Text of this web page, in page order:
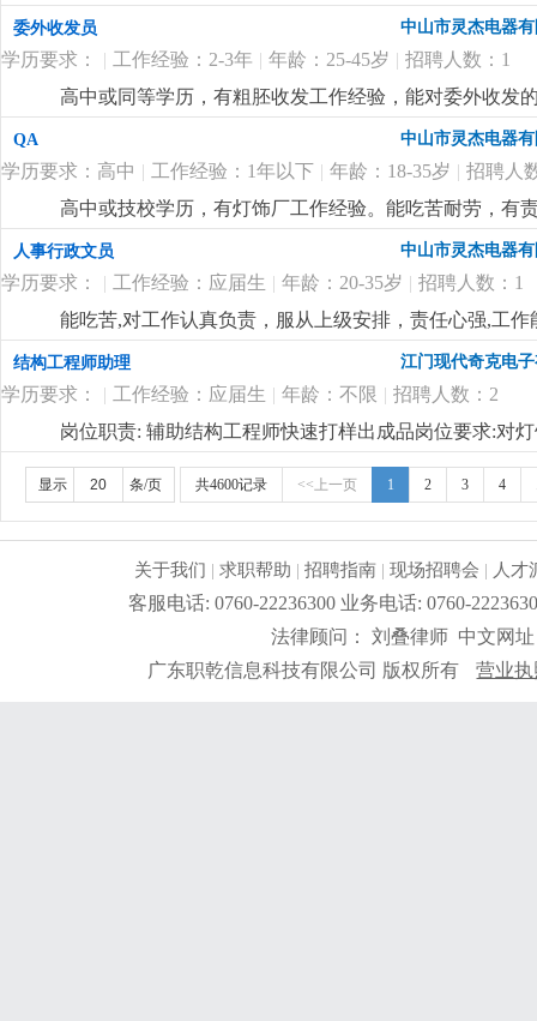
优先.更详细...
委外收发员 中山市灵杰电器
学历要求： | 工作经验：2-3年 | 年龄：25-45岁 | 招聘人数：1
高中或同等学历，有粗胚收发工作经验，能对委外收发
QA 中山市灵杰电器
学历要求：高中 | 工作经验：1年以下 | 年龄：18-35岁 | 招聘人
高中或技校学历，有灯饰厂工作经验。能吃苦耐劳，有
详细...
人事行政文员 中山市灵杰电器
学历要求： | 工作经验：应届生 | 年龄：20-35岁 | 招聘人数：1
能吃苦,对工作认真负责，服从上级安排，责任心强,工作
结构工程师助理 江门现代奇克电
学历要求： | 工作经验：应届生 | 年龄：不限 | 招聘人数：2
岗位职责: 辅助结构工程师快速打样出成品岗位要求:对
显示 条/页 共4600记录 <<上一页 1 2 3 4
关于我们 |求职帮助 |招聘指南 |现场招聘会 | 人才
客服电话: 0760-22236300 业务电话: 0760-
法律顾问： 刘叠律师 中文网
广东职乾信息科技有限公司 版权所有
营业